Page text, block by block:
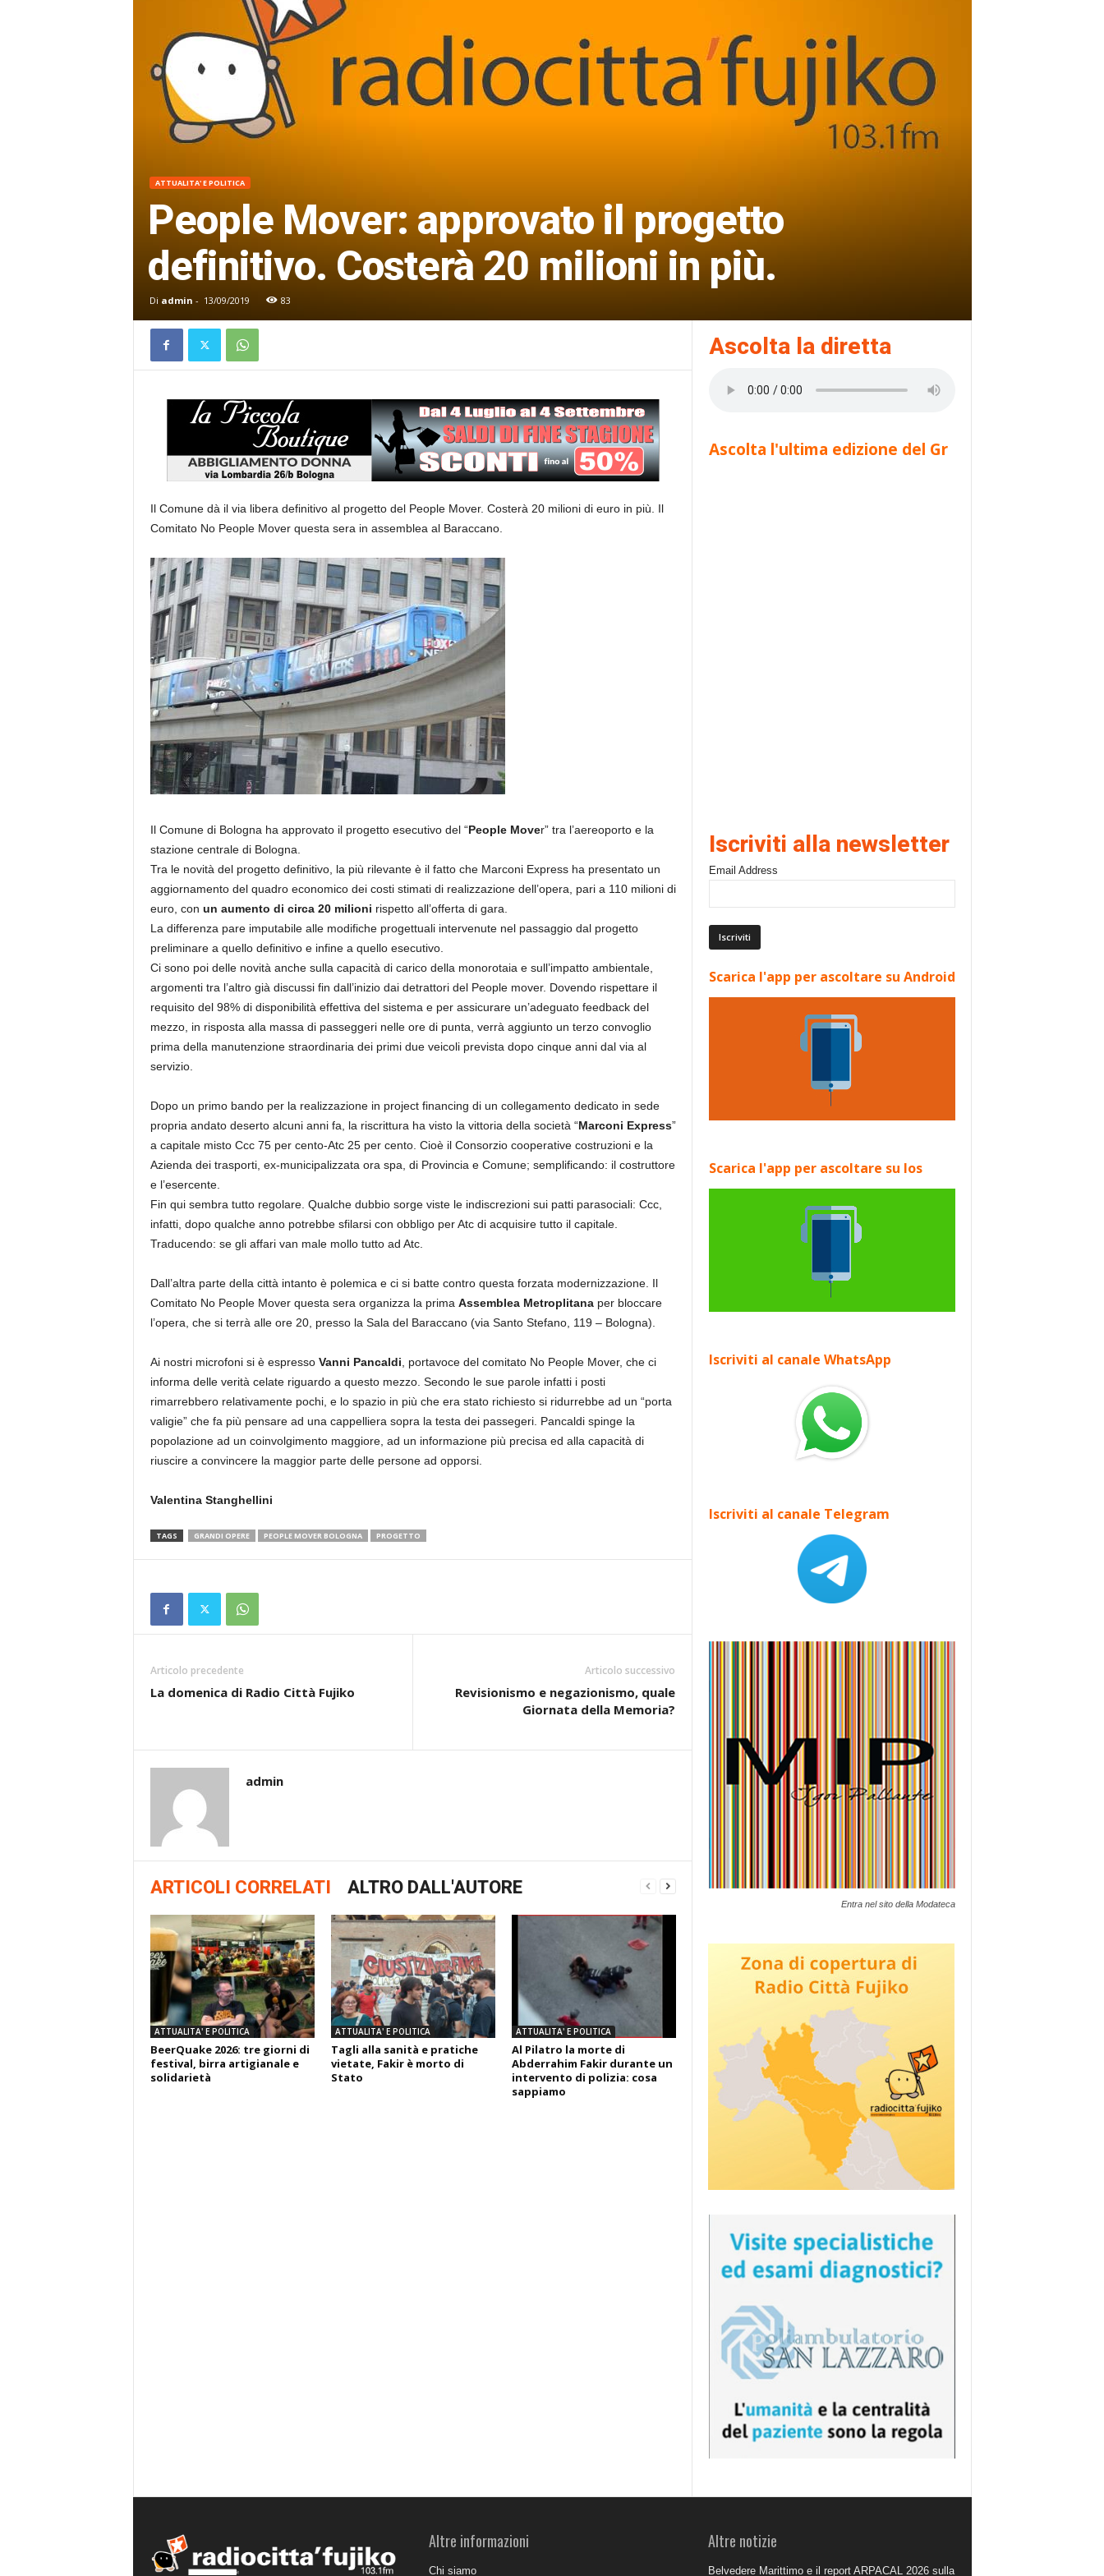
ATTUALITA' E POLITICA
People Mover: approvato il progetto
definitivo. Costerà 20 milioni in più.
Di admin - 13/09/2019 83
Il Comune dà il via libera definitivo al progetto del People Mover. Costerà 20 milioni di euro in più. Il
Comitato No People Mover questa sera in assemblea al Baraccano.
Il Comune di Bologna ha approvato il progetto esecutivo del “People Mover” tra l’aereoporto e la
stazione centrale di Bologna.
Tra le novità del progetto definitivo, la più rilevante è il fatto che Marconi Express ha presentato un
aggiornamento del quadro economico dei costi stimati di realizzazione dell’opera, pari a 110 milioni di
euro, con un aumento di circa 20 milioni rispetto all’offerta di gara.
La differenza pare imputabile alle modifiche progettuali intervenute nel passaggio dal progetto
preliminare a quello definitivo e infine a quello esecutivo.
Ci sono poi delle novità anche sulla capacità di carico della monorotaia e sull’impatto ambientale,
argomenti tra l’altro già discussi fin dall’inizio dai detrattori del People mover. Dovendo rispettare il
requisito del 98% di disponibilità effettiva del sistema e per assicurare un’adeguato feedback del
mezzo, in risposta alla massa di passeggeri nelle ore di punta, verrà aggiunto un terzo convoglio
prima della manutenzione straordinaria dei primi due veicoli prevista dopo cinque anni dal via al
servizio.
Dopo un primo bando per la realizzazione in project financing di un collegamento dedicato in sede
propria andato deserto alcuni anni fa, la riscrittura ha visto la vittoria della società “Marconi Express”
a capitale misto Ccc 75 per cento-Atc 25 per cento. Cioè il Consorzio cooperative costruzioni e la
Azienda dei trasporti, ex-municipalizzata ora spa, di Provincia e Comune; semplificando: il costruttore
e l’esercente.
Fin qui sembra tutto regolare. Qualche dubbio sorge viste le indiscrezioni sui patti parasociali: Ccc,
infatti, dopo qualche anno potrebbe sfilarsi con obbligo per Atc di acquisire tutto il capitale.
Traducendo: se gli affari van male mollo tutto ad Atc.
Dall’altra parte della città intanto è polemica e ci si batte contro questa forzata modernizzazione. Il
Comitato No People Mover questa sera organizza la prima Assemblea Metroplitana per bloccare
l’opera, che si terrà alle ore 20, presso la Sala del Baraccano (via Santo Stefano, 119 – Bologna).
Ai nostri microfoni si è espresso Vanni Pancaldi , portavoce del comitato No People Mover, che ci
informa delle verità celate riguardo a questo mezzo. Secondo le sue parole infatti i posti
rimarrebbero relativamente pochi, e lo spazio in più che era stato richiesto si ridurrebbe ad un “porta
valigie” che fa più pensare ad una cappelliera sopra la testa dei passegeri. Pancaldi spinge la
popolazione ad un coinvolgimento maggiore, ad un informazione più precisa ed alla capacità di
riuscire a convincere la maggior parte delle persone ad opporsi.
Valentina Stanghellini
TAGS GRANDI OPERE PEOPLE MOVER BOLOGNA PROGETTO
Articolo precedente
La domenica di Radio Città Fujiko
Articolo successivo
Revisionismo e negazionismo, quale
Giornata della Memoria?
admin
ARTICOLI CORRELATI ALTRO DALL'AUTORE
ATTUALITA' E POLITICA
BeerQuake 2026: tre giorni di
festival, birra artigianale e
solidarietà
ATTUALITA' E POLITICA
Tagli alla sanità e pratiche
vietate, Fakir è morto di
Stato
ATTUALITA' E POLITICA
Al Pilatro la morte di
Abderrahim Fakir durante un
intervento di polizia: cosa
sappiamo
Ascolta la diretta
Ascolta l'ultima edizione del Gr
Iscriviti alla newsletter
Email Address
Scarica l'app per ascoltare su Android
Scarica l'app per ascoltare su Ios
Iscriviti al canale WhatsApp
Iscriviti al canale Telegram
Entra nel sito della Modateca
Altre informazioni
Chi siamo
Altre notizie
Belvedere Marittimo e il report ARPACAL 2026 sulla